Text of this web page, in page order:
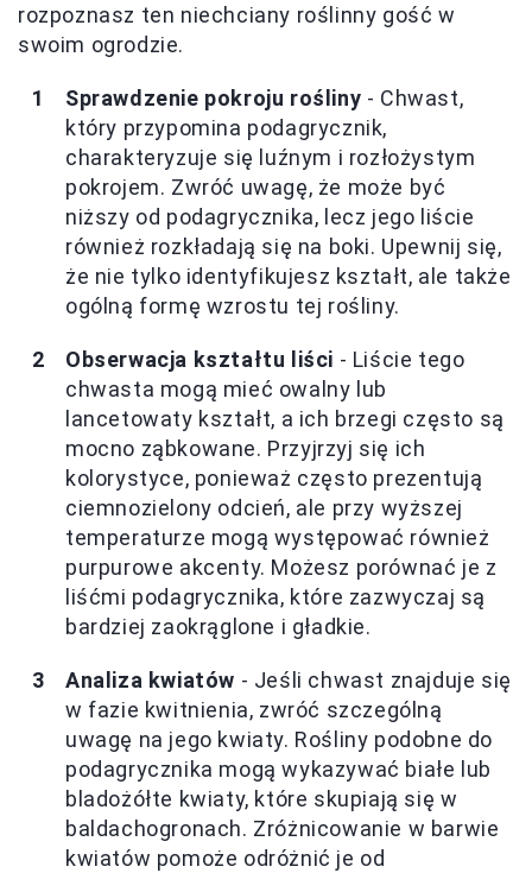
rozpoznasz ten niechciany roślinny gość w
swoim ogrodzie.
Sprawdzenie pokroju rośliny - Chwast,
który przypomina podagrycznik,
charakteryzuje się luźnym i rozłożystym
pokrojem. Zwróć uwagę, że może być
niższy od podagrycznika, lecz jego liście
również rozkładają się na boki. Upewnij się,
że nie tylko identyfikujesz kształt, ale także
ogólną formę wzrostu tej rośliny.
Obserwacja kształtu liści - Liście tego
chwasta mogą mieć owalny lub
lancetowaty kształt, a ich brzegi często są
mocno ząbkowane. Przyjrzyj się ich
kolorystyce, ponieważ często prezentują
ciemnozielony odcień, ale przy wyższej
temperaturze mogą występować również
purpurowe akcenty. Możesz porównać je z
liśćmi podagrycznika, które zazwyczaj są
bardziej zaokrąglone i gładkie.
Analiza kwiatów - Jeśli chwast znajduje się
w fazie kwitnienia, zwróć szczególną
uwagę na jego kwiaty. Rośliny podobne do
podagrycznika mogą wykazywać białe lub
bladożółte kwiaty, które skupiają się w
baldachogronach. Zróżnicowanie w barwie
kwiatów pomoże odróżnić je od